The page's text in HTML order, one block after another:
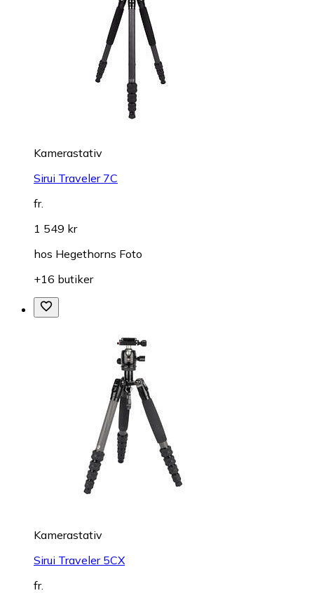
Kamerastativ
Sirui Traveler 7C
fr.
1 549 kr
hos Hegethorns Foto
+16 butiker
Kamerastativ
Sirui Traveler 5CX
fr.